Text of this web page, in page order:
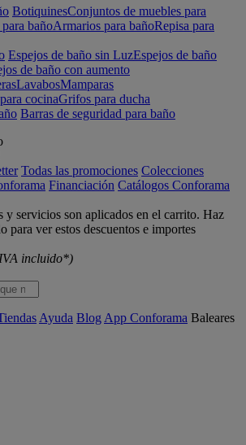
BotiquinesConjuntos de muebles para
bañoArmarios para bañoRepisa para
Espejos de baño sin LuzEspejos de baño
de baño con aumento
LavabosMamparas
cocinaGrifos para ducha
Barras de seguridad para baño
Todas las promociones Colecciones
Financiación Catálogos Conforama
y servicios son aplicados en el carrito. Haz
para ver estos descuentos e importes
incluido*)
Ayuda Blog App Conforama Baleares